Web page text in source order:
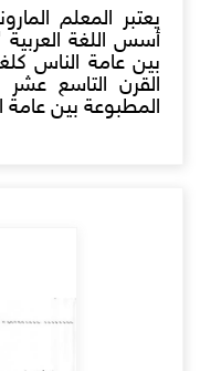
يعتبر المعلم
أسس اللغة العربية
بين عامة الناس
القرن التاسع
المطبوعة بين عامة